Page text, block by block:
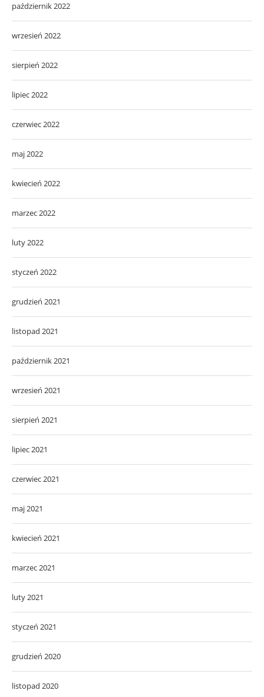
październik 2022
wrzesień 2022
sierpień 2022
lipiec 2022
czerwiec 2022
maj 2022
kwiecień 2022
marzec 2022
luty 2022
styczeń 2022
grudzień 2021
listopad 2021
październik 2021
wrzesień 2021
sierpień 2021
lipiec 2021
czerwiec 2021
maj 2021
kwiecień 2021
marzec 2021
luty 2021
styczeń 2021
grudzień 2020
listopad 2020